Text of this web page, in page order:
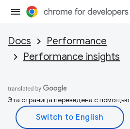
Docs
Performance
Performance insights
Эта страница переведена с помощью